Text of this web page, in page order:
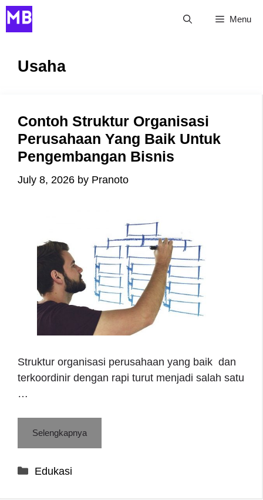
Skip
to
Menu
Usaha
Contoh Struktur Organisasi
Perusahaan Yang Baik Untuk
Pengembangan Bisnis
July 8, 2026 by Pranoto
Struktur organisasi perusahaan yang baik dan
terkoordinir dengan rapi turut menjadi salah satu
…
Selengkapnya
Categories
Edukasi